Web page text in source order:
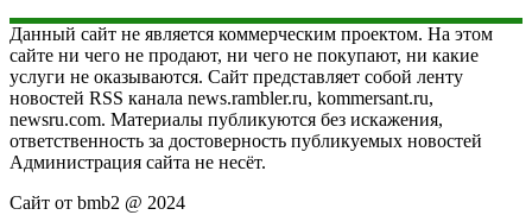
Данный сайт не является коммерческим проектом. На этом
сайте ни чего не продают, ни чего не покупают, ни какие
услуги не оказываются. Сайт представляет собой ленту
новостей RSS канала news.rambler.ru, kommersant.ru,
newsru.com. Материалы публикуются без искажения,
ответственность за достоверность публикуемых новостей
Администрация сайта не несёт.
Сайт от bmb2 @ 2024